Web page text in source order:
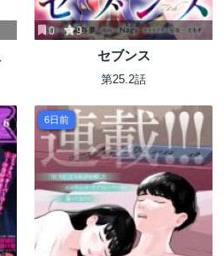
0 9
セブンス
第25.2話
6日前